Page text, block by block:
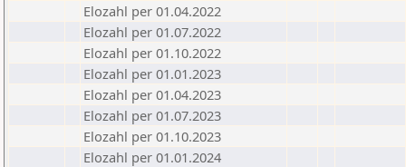
Elozahl per 01.04.2022
Elozahl per 01.07.2022
Elozahl per 01.10.2022
Elozahl per 01.01.2023
Elozahl per 01.04.2023
Elozahl per 01.07.2023
Elozahl per 01.10.2023
Elozahl per 01.01.2024